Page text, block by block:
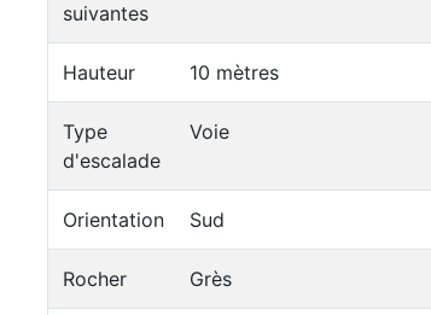
suivantes
Hauteur 10 mètres
Type
d'escalade
Voie
Orientation Sud
Rocher Grès